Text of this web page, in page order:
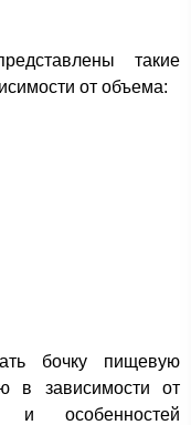
такие
от объема:
бочку пищевую
в зависимости от
и особенностей